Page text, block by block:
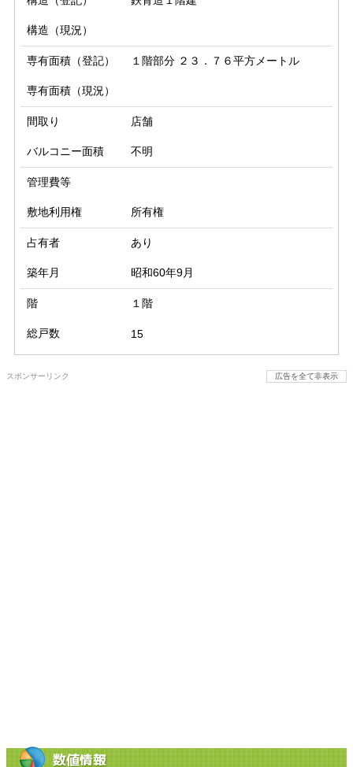
構造（現況）
専有面積（登記） １階部分 ２３．７６平方メートル
専有面積（現況）
間取り 店舗
バルコニー面積 不明
管理費等
敷地利用権 所有権
占有者 あり
築年月 昭和60年9月
階 １階
総戸数 15
スポンサーリンク 広告を全て非表示
数値情報